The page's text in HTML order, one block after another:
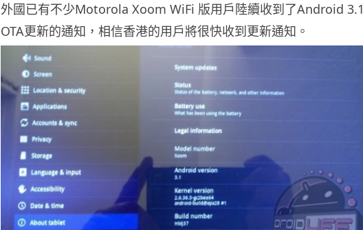
外國已有不少Motorola Xoom WiFi 版用戶陸續收到了Android 3.1
OTA更新的通知，相信香港的用戶將很快收到更新通知。